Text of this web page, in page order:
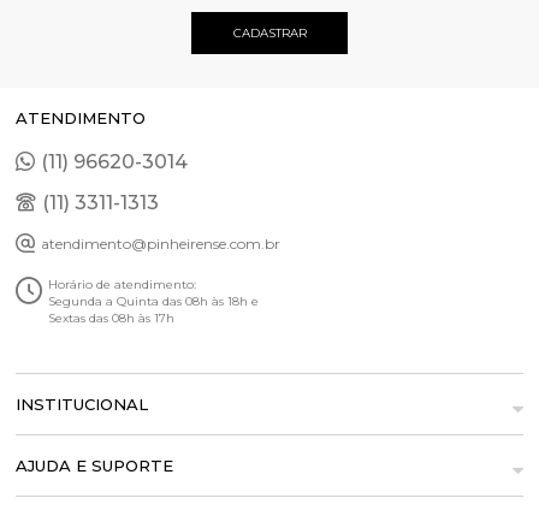
ATENDIMENTO
(11) 96620-3014
(11) 3311-1313
atendimento@pinheirense.com.br
Horário de atendimento:
Segunda a Quinta das 08h às 18h e
Sextas das 08h às 17h
INSTITUCIONAL
AJUDA E SUPORTE